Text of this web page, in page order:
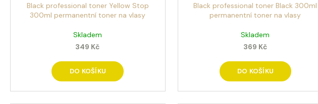
Black professional toner Yellow Stop
300ml permanentní toner na vlasy
Skladem
349 Kč
DO KOŠÍKU
Black professional toner Black 300ml
permanentní toner na vlasy
Skladem
369 Kč
DO KOŠÍKU